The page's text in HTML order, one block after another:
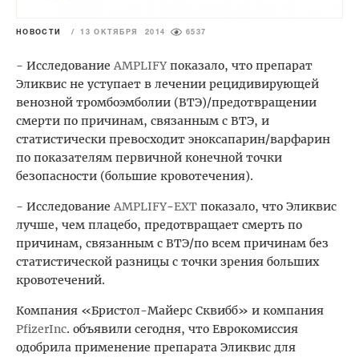
НОВОСТИ / 13 ОКТЯБРЯ 2014 6537
- ИсследованиеAMPLIFYпоказало, что препарат
Эликвис не уступает в лечении рецидивирующей
венозной тромбоэмболии (ВТЭ)/предотвращении
смерти по причинам, связанным с ВТЭ, и
статистически превосходит эноксапарин/варфарин
по показателям первичной конечной точки
безопасности (большие кровотечения).
- ИсследованиеAMPLIFY-EXT показало, что Эликвис
лучше, чем плацебо, предотвращает смерть по
причинам, связанным с ВТЭ/по всем причинам без
статистической разницы с точки зрения больших
кровотечений.
Компания «Бристол-Майерс Сквибб» и компания
PfizerInc. объявили сегодня, что Еврокомиссия
одобрила применение препарата Эликвис для